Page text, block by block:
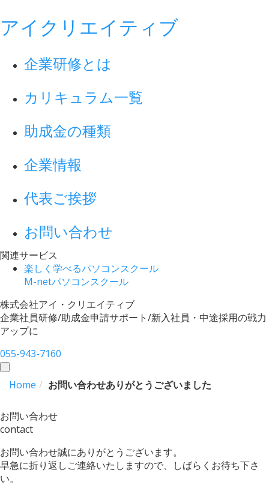
アイクリエイティブ
企業研修とは
カリキュラム一覧
助成金の種類
企業情報
代表ご挨拶
お問い合わせ
関連サービス
楽しく学べるパソコンスクール
M-netパソコンスクール
株式会社アイ・クリエイティブ
企業社員研修/助成金申請サポート/新入社員・中途採用の戦力
アップに
055-943-7160
toggle
navigation
Home お問い合わせありがとうございました
お問い合わせ
contact
お問い合わせ誠にありがとうございます。
早急に折り返しご連絡いたしますので、しばらくお待ち下さ
い。